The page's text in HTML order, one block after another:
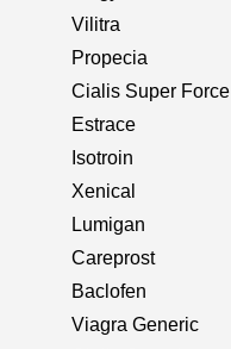
Vilitra
Propecia
Cialis Super Force
Estrace
Isotroin
Xenical
Lumigan
Careprost
Baclofen
Viagra Generic